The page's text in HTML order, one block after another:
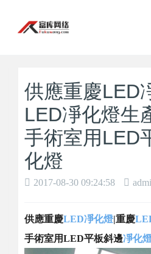
供應重慶LED
LED凈化燈生
手術室用LED
化燈
2017-08-30 09:24:58
供應重慶LED凈化燈|重慶
手術室用LED平板斜邊凈化